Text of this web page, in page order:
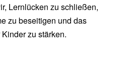
Lernlücken zu schließen,
zu beseitigen und das
zu stärken.